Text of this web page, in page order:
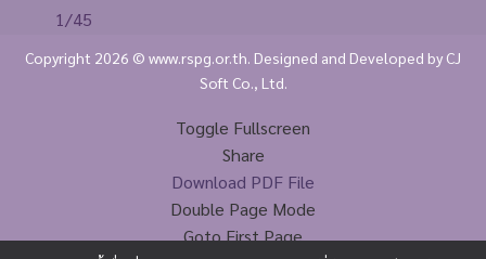
1/45
Zoom In
Toggle Fullscreen
Share
Download PDF File
Double Page Mode
Goto First Page
Copyright 2026 © www.rspg.or.th. Designed and Developed by CJ
Soft Co., Ltd.